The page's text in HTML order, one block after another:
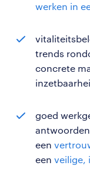
werken in
trends
concrete
goed
een
een veilige,